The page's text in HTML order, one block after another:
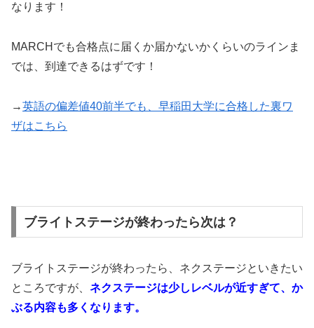
なります！
MARCHでも合格点に届くか届かないかくらいのラインま
では、到達できるはずです！
→英語の偏差値40前半でも、早稲田大学に合格した裏ワ
ザはこちら
ブライトステージが終わったら次は？
ブライトステージが終わったら、ネクステージといきたい
ところですが、 ネクステージは少しレベルが近すぎて、か
ぶる内容も多くなります。